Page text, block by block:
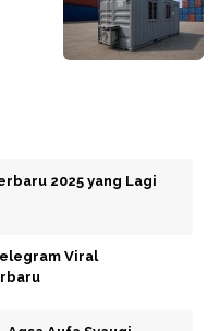
2025 yang Lagi
Viral